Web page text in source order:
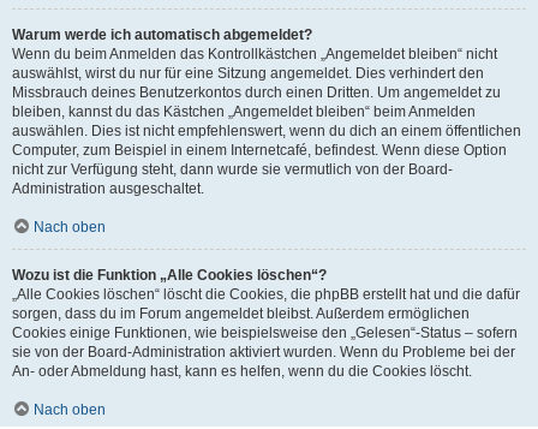
Warum werde ich automatisch abgemeldet?
Wenn du beim Anmelden das Kontrollkästchen „Angemeldet bleiben“ nicht
auswählst, wirst du nur für eine Sitzung angemeldet. Dies verhindert den
Missbrauch deines Benutzerkontos durch einen Dritten. Um angemeldet zu
bleiben, kannst du das Kästchen „Angemeldet bleiben“ beim Anmelden
auswählen. Dies ist nicht empfehlenswert, wenn du dich an einem öffentlichen
Computer, zum Beispiel in einem Internetcafé, befindest. Wenn diese Option
nicht zur Verfügung steht, dann wurde sie vermutlich von der Board-
Administration ausgeschaltet.
Nach oben
Wozu ist die Funktion „Alle Cookies löschen“?
„Alle Cookies löschen“ löscht die Cookies, die phpBB erstellt hat und die dafür
sorgen, dass du im Forum angemeldet bleibst. Außerdem ermöglichen
Cookies einige Funktionen, wie beispielsweise den „Gelesen“-Status – sofern
sie von der Board-Administration aktiviert wurden. Wenn du Probleme bei der
An- oder Abmeldung hast, kann es helfen, wenn du die Cookies löscht.
Nach oben